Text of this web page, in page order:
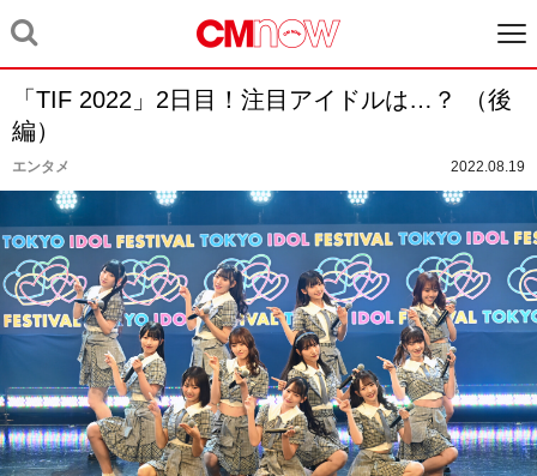
「TIF 2022」2日目！注目アイドルは…？ （後
編）
エンタメ 2022.08.19